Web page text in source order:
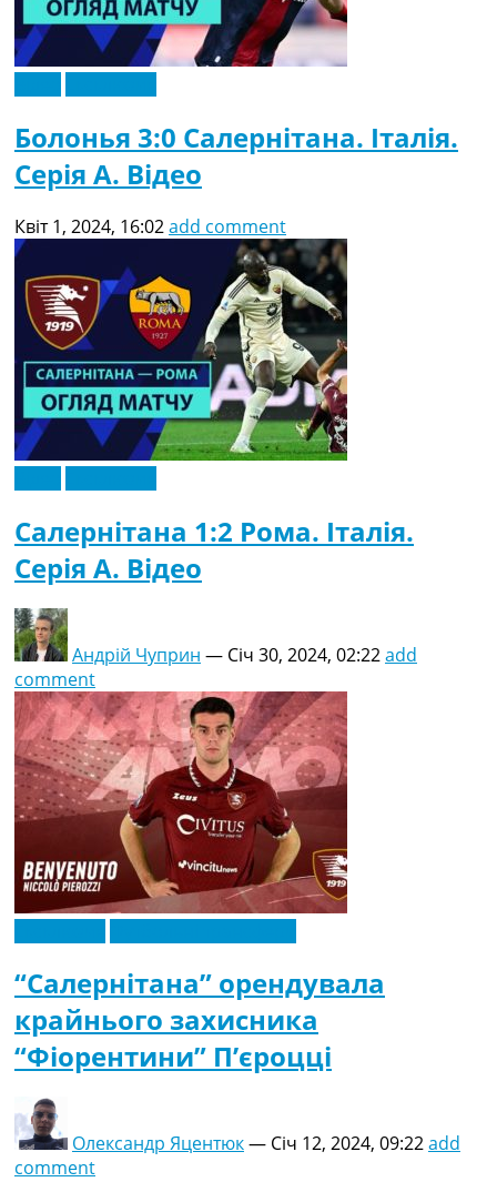
Болонья 3:0 Салернітана. Італія.
Серія A. Відео
Квіт 1, 2024, 16:02add comment
Салернітана 1:2 Рома. Італія.
Серія A. Відео
Андрій Чуприн — Січ 30, 2024, 02:22add
comment
“Салернітана” орендувала
крайнього захисника
“Фіорентини” П’єроцці
Олександр Яцентюк— Січ 12, 2024, 09:22add
comment